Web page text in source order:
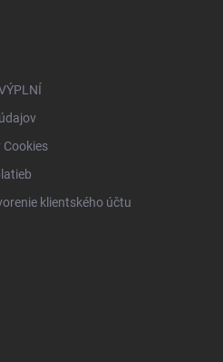
Cookies
klientského účtu